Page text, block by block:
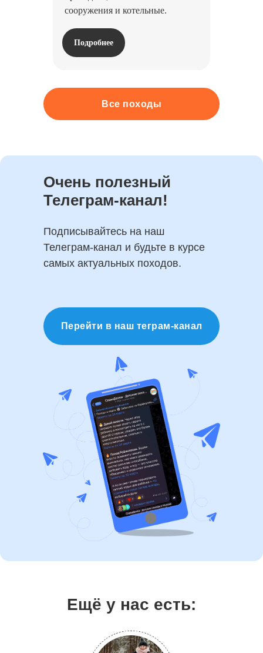
сооружения и котельные.
Подробнее
Все походы
Очень полезный
Телеграм-канал!
Подписывайтесь на наш
Телеграм-канал и будьте в курсе
самых актуальных походов.
Перейти в наш теграм-канал
Ещё у нас есть: